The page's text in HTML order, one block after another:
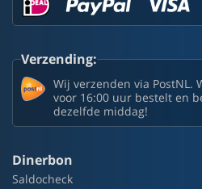
Verzending:
Wij verzenden via PostNL.
voor 16:00 uur bestelt en
dezelfde middag!
Dinerbon
Saldocheck